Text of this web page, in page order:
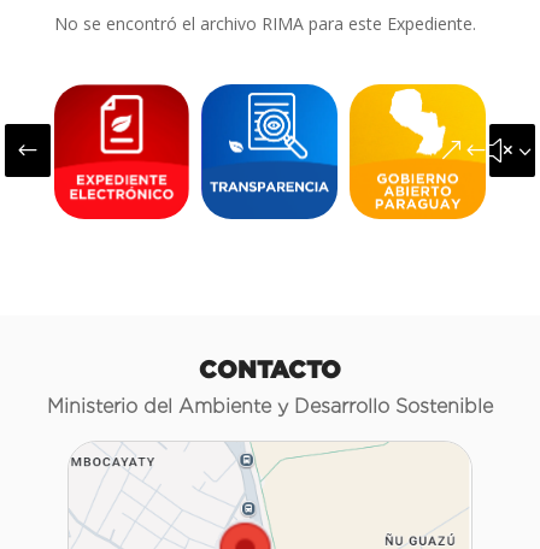
No se encontró el archivo RIMA para este Expediente.
#
CONTACTO
Ministerio del Ambiente y Desarrollo Sostenible